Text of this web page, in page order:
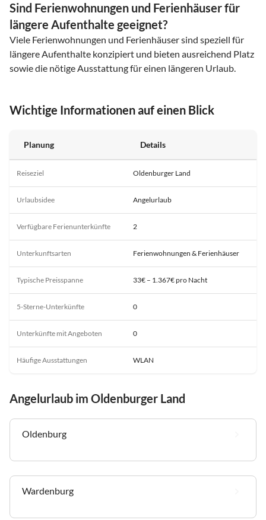
Sind Ferienwohnungen und Ferienhäuser für
längere Aufenthalte geeignet?
Viele Ferienwohnungen und Ferienhäuser sind speziell für
längere Aufenthalte konzipiert und bieten ausreichend Platz
sowie die nötige Ausstattung für einen längeren Urlaub.
Wichtige Informationen auf einen Blick
Planung Details
Reiseziel Oldenburger Land
Urlaubsidee Angelurlaub
Verfügbare Ferienunterkünfte 2
Unterkunftsarten Ferienwohnungen & Ferienhäuser
Typische Preisspanne 33€ – 1.367€ pro Nacht
5-Sterne-Unterkünfte 0
Unterkünfte mit Angeboten 0
Häufige Ausstattungen WLAN
Angelurlaub im Oldenburger Land
Oldenburg
Wardenburg